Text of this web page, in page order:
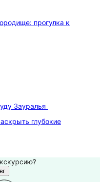
Зауралья
глубокие